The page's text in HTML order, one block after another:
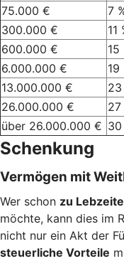
75.000 €
7
300.000 €
11
600.000 €
15
6.000.000 €
19
13.000.000 €
23
26.000.000 €
27
über 26.000.000 € 30
Schenkung
Vermögen mit
Wer schon zu
möchte, kann dies im
nicht nur ein Akt der
steuerliche Vorteile